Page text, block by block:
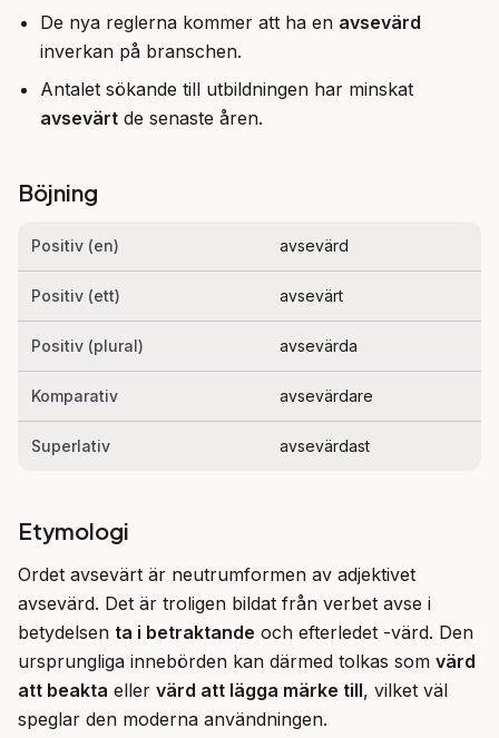
De nya reglerna kommer att ha en avsevärd
inverkan på branschen.
Antalet sökande till utbildningen har minskat
avsevärt de senaste åren.
Böjning
Positiv (en) avsevärd
Positiv (ett) avsevärt
Positiv (plural) avsevärda
Komparativ avsevärdare
Superlativ avsevärdast
Etymologi
Ordet avsevärt är neutrumformen av adjektivet
avsevärd. Det är troligen bildat från verbet avse i
betydelsen ta i betraktande och efterledet -värd. Den
ursprungliga innebörden kan därmed tolkas som värd
att beakta eller värd att lägga märke till, vilket väl
speglar den moderna användningen.